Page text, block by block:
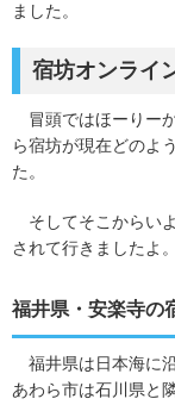
ました。
宿坊オンライ
冒頭ではほーりー
ら宿坊が現在どのよ
た。
そしてそこからい
されて行きましたよ。
福井県・安楽寺の
福井県は日本海に
あわら市は石川県と